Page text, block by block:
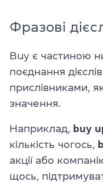
Фразові
Buy є частиною
поєднання
прислівниками,
значення.
Наприклад, buy
кількість чогось,
акції або
щось,